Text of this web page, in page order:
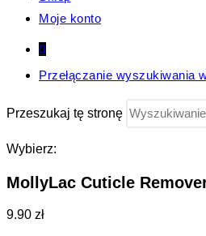
Moje konto
0
Przełączanie wyszukiwania
Przeszukaj tę stronę
Wybierz:
MollyLac Cuticle
9.90 zł